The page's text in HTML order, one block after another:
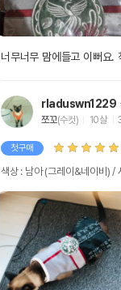
너무너무 맘에들고 이뻐요.
rladuswn1229
쪼꼬(수컷) 10살
첫구매
색상 : 남아 (그레이&네이비)